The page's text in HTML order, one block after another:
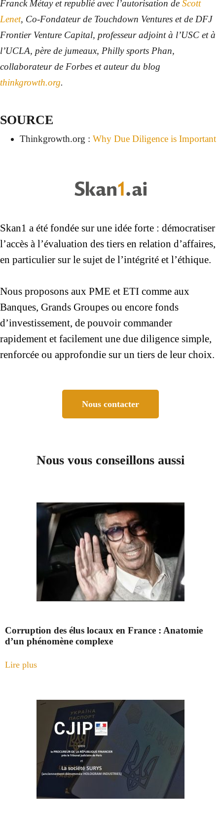
Franck Métay et republié avec l’autorisation de Scott
Lenet, Co-Fondateur de Touchdown Ventures et de DFJ
Frontier Venture Capital, professeur adjoint à l’USC et à
l’UCLA, père de jumeaux, Philly sports Phan,
collaborateur de Forbes et auteur du blog
thinkgrowth.org.
SOURCE
Thinkgrowth.org : Why Due Diligence is Important
Skan1 a été fondée sur une idée forte : démocratiser
l’accès à l’évaluation des tiers en relation d’affaires,
en particulier sur le sujet de l’intégrité et l’éthique.
Nous proposons aux PME et ETI comme aux
Banques, Grands Groupes ou encore fonds
d’investissement, de pouvoir commander
rapidement et facilement une due diligence simple,
renforcée ou approfondie sur un tiers de leur choix.
Nous contacter
Nous vous conseillons aussi
Corruption des élus locaux en France : Anatomie
d’un phénomène complexe
Lire plus